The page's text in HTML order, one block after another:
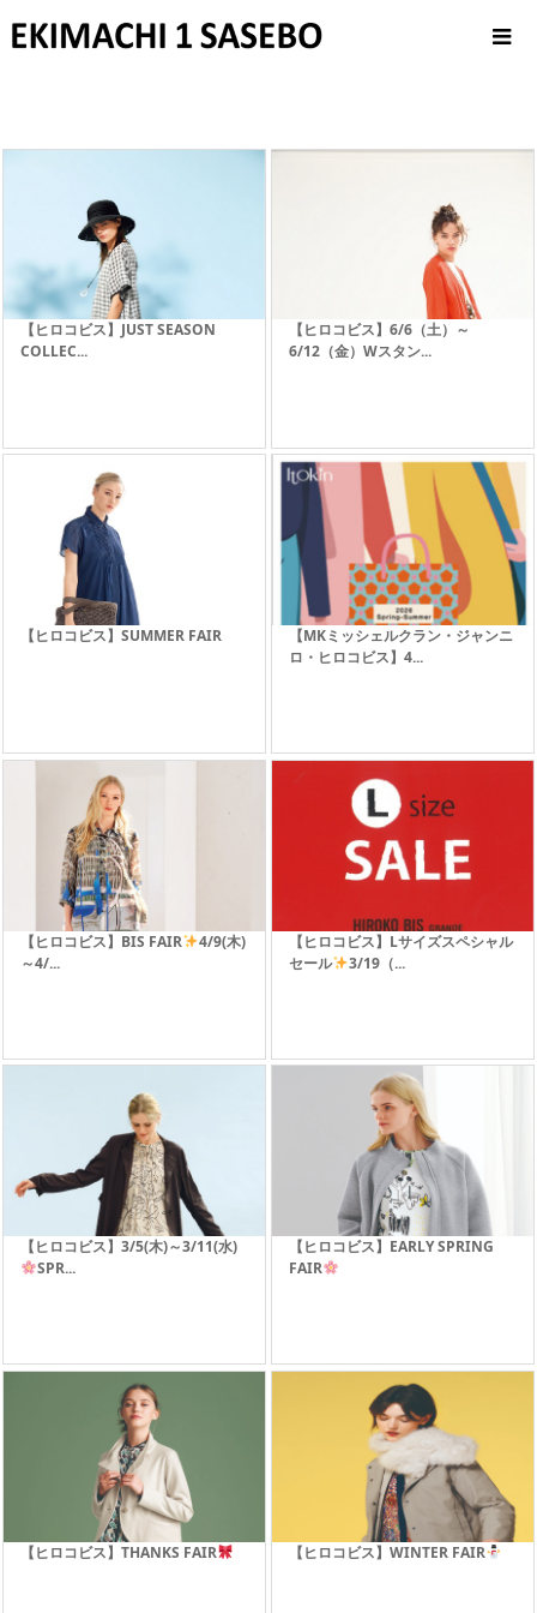
【ヒロコビス】JUST SEASON
COLLEC...
【ヒロコビス】6/6（土）～
6/12（金）Wスタン...
【ヒロコビス】SUMMER FAIR
【MKミッシェルクラン・ジャンニ
ロ・ヒロコビス】4...
【ヒロコビス】BIS FAIR
4/9(木)
～4/...
【ヒロコビス】Lサイズスペシャル
セール
3/19（...
【ヒロコビス】3/5(木)～3/11(水)
SPR...
【ヒロコビス】EARLY SPRING
FAIR
【ヒロコビス】THANKS FAIR 【ヒロコビス】WINTER FAIR